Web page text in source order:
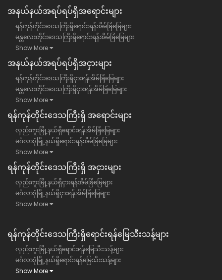
အနယ်နယ်အရပ်ရပ်ရှိအရောင်းများ
ရန်ကုန်တိုင်းဒေသကြီးရှိရောင်းရန်အိမ်ခြံမြေများ
မန္တလေးတိုင်းဒေသကြီးရှိရောင်းရန်အိမ်ခြံမြေများ
Show More
အနယ်နယ်အရပ်ရပ်ရှိအငှားများ
ရန်ကုန်တိုင်းဒေသကြီးရှိငှားရန်အိမ်ခြံမြေများ
မန္တလေးတိုင်းဒေသကြီးရှိငှားရန်အိမ်ခြံမြေများ
Show More
ရန်​ကုန်တိုင်းဒေသကြီး​ရှိ အရောင်းများ
လှည်းကူးမြို့နယ်ရှိရောင်းရန်အိမ်ခြံမြေများ
မင်္ဂလာဒုံမြို့နယ်ရှိရောင်းရန်အိမ်ခြံမြေများ
Show More
ရန်​ကုန်တိုင်းဒေသကြီး​ရှိ အငှားများ
လှည်းကူးမြို့နယ်ရှိငှားရန်အိမ်ခြံမြေများ
မင်္ဂလာဒုံမြို့နယ်ရှိငှားရန်အိမ်ခြံမြေများ
Show More
ရန်ကုန်တိုင်းဒေသကြီး​ရှိရောင်းရန်မြေသီးသန့်များ
လှည်းကူးမြို့နယ်ရှိရောင်းရန်မြေသီးသန့်များ
မင်္ဂလာဒုံမြို့နယ်ရှိရောင်းရန်မြေသီးသန့်များ
Show More